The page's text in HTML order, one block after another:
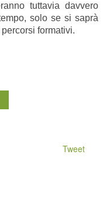
tuttavia davvero
solo se si saprà
formativi.
Tweet